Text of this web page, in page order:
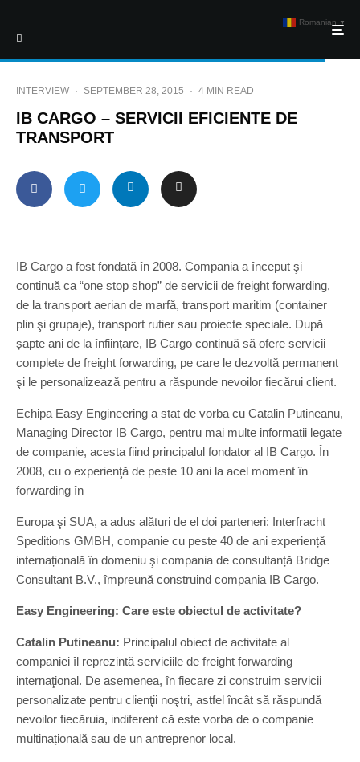
INTERVIEW · SEPTEMBER 28, 2015 · 4 MIN READ
IB CARGO – SERVICII EFICIENTE DE
TRANSPORT
IB Cargo a fost fondată în 2008. Compania a început şi
continuă ca “one stop shop” de servicii de freight forwarding,
de la transport aerian de marfă, transport maritim (container
plin şi grupaje), transport rutier sau proiecte speciale. După
șapte ani de la înființare, IB Cargo continuă să ofere servicii
complete de freight forwarding, pe care le dezvoltă permanent
şi le personalizează pentru a răspunde nevoilor fiecărui client.
Echipa Easy Engineering a stat de vorba cu Catalin Putineanu,
Managing Director IB Cargo, pentru mai multe informații legate
de companie, acesta fiind principalul fondator al IB Cargo. În
2008, cu o experienţă de peste 10 ani la acel moment în
forwarding în
Europa şi SUA, a adus alături de el doi parteneri: Interfracht
Speditions GMBH, companie cu peste 40 de ani experiență
internațională în domeniu şi compania de consultanță Bridge
Consultant B.V., împreună construind compania IB Cargo.
Easy Engineering: Care este obiectul de activitate?
Catalin Putineanu: Principalul obiect de activitate al
companiei îl reprezintă serviciile de freight forwarding
internaţional. De asemenea, în fiecare zi construim servicii
personalizate pentru clienţii noştri, astfel încât să răspundă
nevoilor fiecăruia, indiferent că este vorba de o companie
multinațională sau de un antreprenor local.
Romanian ▼